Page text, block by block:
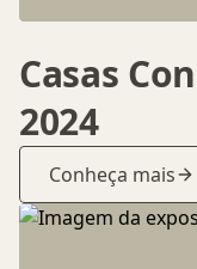
Casas
2024
Conheça mais